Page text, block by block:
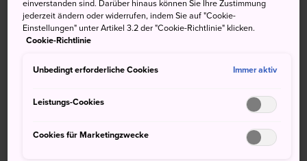
Tauchen Sie ein in das erfrischende, mit
Einkaufen und Essen in einer historischen
Sehen Sie unheimliche Dampfschwaden aus
einverstanden sind. Darüber hinaus können Sie Ihre Zustimmung
jederzeit ändern oder widerrufen, indem Sie auf "Cookie-
Einstellungen" unter Artikel 3.2 der "Cookie-Richtlinie" klicken.
Cookie-Richtlinie
Unbedingt erforderliche Cookies Immer aktiv
Leistungs-Cookies
Cookies für Marketingzwecke